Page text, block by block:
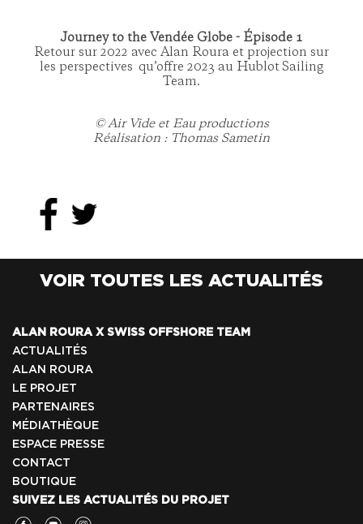
Journey to the Vendée Globe - Épisode 1
Retour sur 2022 avec Alan Roura et projection sur
les perspectives qu’offre 2023 au Hublot Sailing
Team.
© Air Vide et Eau productions
Réalisation : Thomas Sametin
VOIR TOUTES LES ACTUALITÉS
ALAN ROURA X SWISS OFFSHORE TEAM
ACTUALITÉS
ALAN ROURA
LE PROJET
PARTENAIRES
MÉDIATHÈQUE
ESPACE PRESSE
CONTACT
BOUTIQUE
SUIVEZ LES ACTUALITÉS DU PROJET